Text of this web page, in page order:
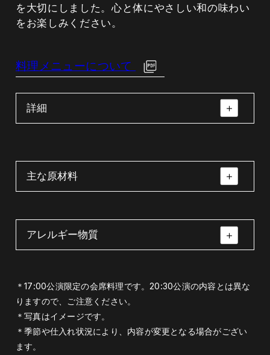
を大切にしました。心と体にやさしい和の味わい
をお楽しみください。
料理メニューについて
詳細
先付（胡麻豆腐・く
葵）
八寸（法蓮草と菊花
ルーツの白和え・粟
主な原材料
先付（胡麻豆腐・くこの実・美味汁・山葵）
八寸（法蓮草と菊花の煮浸し・ドライフルー
ツの白和え・粟麩田楽・けしの実）
アレルギー物質
小麦・オレンジ・大豆・りんご・ごま
＊17:00公演限定の会席料理です。20:30公演の内容とは異な
りますので、ご注意ください。
＊写真はイメージです。
＊季節や仕入れ状況により、内容が変更となる場合がござい
ます。